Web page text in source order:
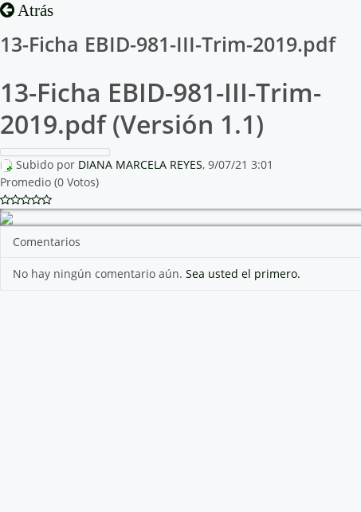
Atrás
13-Ficha EBID-981-III-Trim-2019.pdf
13-Ficha EBID-981-III-Trim-
2019.pdf (Versión 1.1)
Subido por DIANA MARCELA REYES, 9/07/21 3:01
Promedio (0 Votos)
Comentarios
No hay ningún comentario aún. Sea usted el primero.